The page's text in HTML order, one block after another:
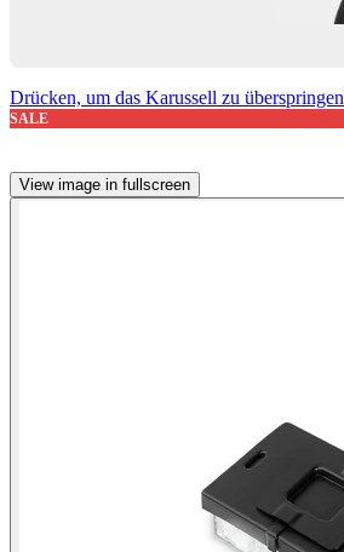
Drücken, um das Karussell zu überspringen
SALE
View image in fullscreen